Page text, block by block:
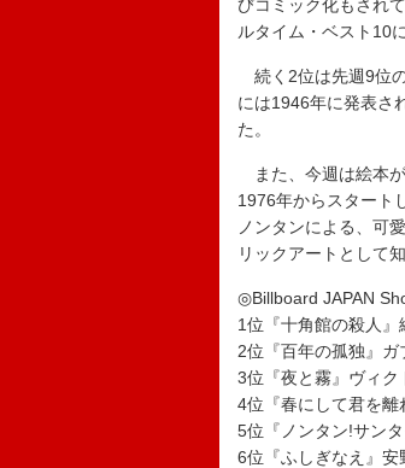
びコミック化もされ
ルタイム・ベスト10
続く2位は先週9位
には1946年に発表さ
た。
また、今週は絵本
1976年からスタート
ノンタンによる、可
リックアートとして
◎Billboard JAPAN
1位『十角館の殺人』
2位『百年の孤独』
3位『夜と霧』ヴィ
4位『春にして君を
5位『ノンタン!サン
6位『ふしぎなえ』安